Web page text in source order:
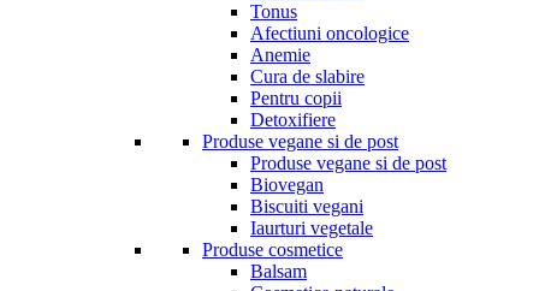
Tonus
Afectiuni oncologice
Anemie
Cura de slabire
Pentru copii
Detoxifiere
Produse vegane si de post
Produse vegane si de post
Biovegan
Biscuiti vegani
Iaurturi vegetale
Produse cosmetice
Balsam